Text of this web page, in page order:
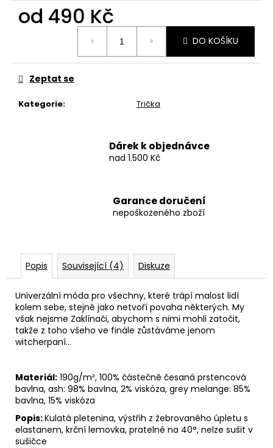
od 490 Kč
DO KOŠÍKU
Kategorie: Trička
Zeptat se
Dárek k objednávce
nad 1.500 Kč
Garance doručení
nepoškozeného zboží
Popis Související (4) Diskuze
Univerzální móda pro všechny, které trápí malost lidí
kolem sebe, stejně jako netvoří povaha některých. My
však nejsme Zaklínači, abychom s nimi mohli zatočit,
takže z toho všeho ve finále zůstáváme jenom
witcherpaní…
Materiál: 190g/m², 100% částečně česaná prstencová
bavlna, ash: 98% bavlna, 2% viskóza, grey melange: 85%
bavlna, 15% viskóza
Popis:Kulatá pletenina, výstřih z žebrovaného úpletu s
elastanem, krční lemovka, pratelné na 40°, nelze sušit v
sušičce
500
Kč